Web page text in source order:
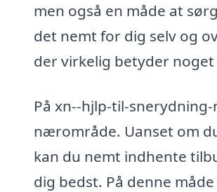
men også en måde at
det nemt for dig selv og
der virkelig betyder
På xn--hjlp-til-
nærområde. Uanset om
kan du nemt indhente
dig bedst. På denne